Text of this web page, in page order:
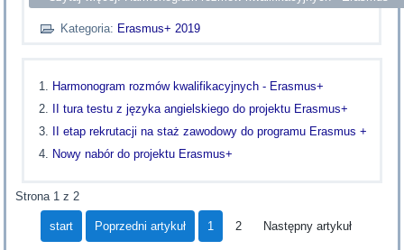
Kategoria: Erasmus+ 2019
Harmonogram rozmów kwalifikacyjnych - Erasmus+
II tura testu z języka angielskiego do projektu Erasmus+
II etap rekrutacji na staż zawodowy do programu Erasmus +
Nowy nabór do projektu Erasmus+
Strona 1 z 2
start Poprzedni artykuł 1 2 Następny artykuł